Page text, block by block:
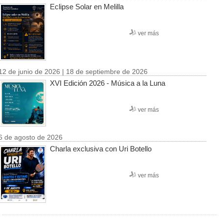
Eclipse Solar en Melilla
ver más
de junio de 2026 | 18 de septiembre de 2026
XVI Edición 2026 - Música a la Luna
ver más
de agosto de 2026
Charla exclusiva con Uri Botello
ver más